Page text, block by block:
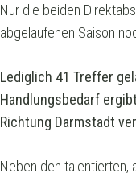
Nur die beiden
abgelaufenen Saison
Lediglich 41 Treffer
Handlungsbedarf
Richtung Darmstadt
Neben den talentierten,